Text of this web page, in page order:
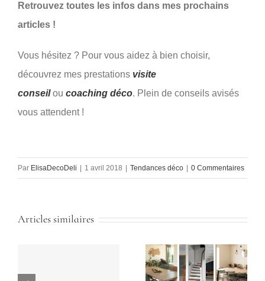
Retrouvez toutes les infos dans mes prochains
articles !
Vous hésitez ? Pour vous aidez à bien choisir,
découvrez mes prestations visite
conseil ou coaching déco. Plein de conseils avisés
vous attendent !
Par ElisaDecoDeli 1 avril 2018 Tendances déco 0 Commentaires
Articles similaires